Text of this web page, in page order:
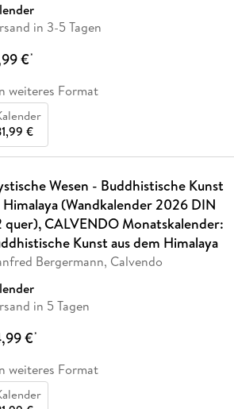
in 3-5 Tagen
€*
weiteres Format
€
Wesen - Buddhistische Kunst
Himalaya (Wandkalender 2026 DIN
quer), CALVENDO Monatskalender:
Kunst aus dem Himalaya
Bergermann, Calvendo
in 5 Tagen
€*
weiteres Format